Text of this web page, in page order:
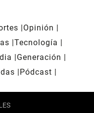
Opinión
Tecnología
Generación
Pódcast